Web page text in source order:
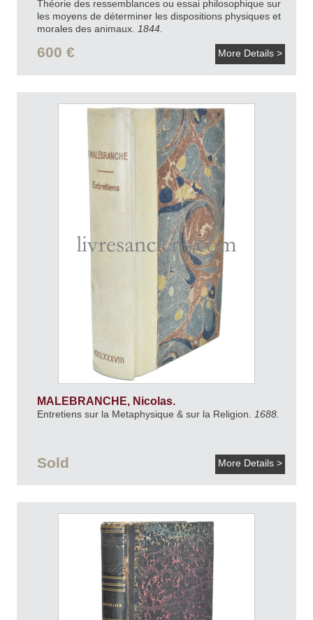
Théorie des ressemblances ou essai philosophique sur
les moyens de déterminer les dispositions physiques et
morales des animaux. 1844.
600 € More Details >
MALEBRANCHE, Nicolas.
Entretiens sur la Metaphysique & sur la Religion. 1688.
Sold More Details >